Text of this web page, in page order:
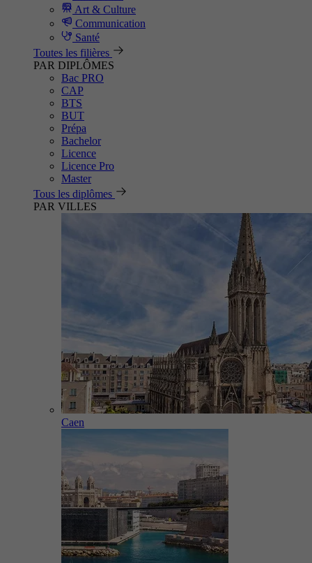
Art & Culture
Communication
Santé
Toutes les filières
PAR DIPLÔMES
Bac PRO
CAP
BTS
BUT
Prépa
Bachelor
Licence
Licence Pro
Master
Tous les diplômes
PAR VILLES
Caen